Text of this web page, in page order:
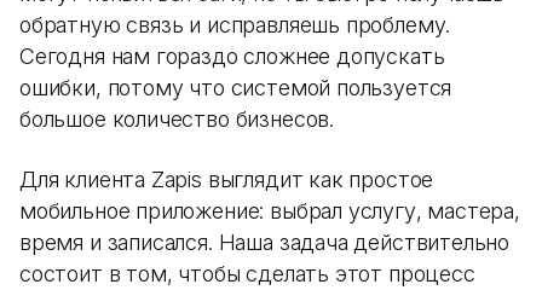
обратную связь и исправляешь проблему.
Сегодня нам гораздо сложнее допускать
ошибки, потому что системой пользуется
большое количество бизнесов.
Для клиента Zapis выглядит как простое
мобильное приложение: выбрал услугу, мастера,
время и записался. Наша задача действительно
состоит в том, чтобы сделать этот процесс